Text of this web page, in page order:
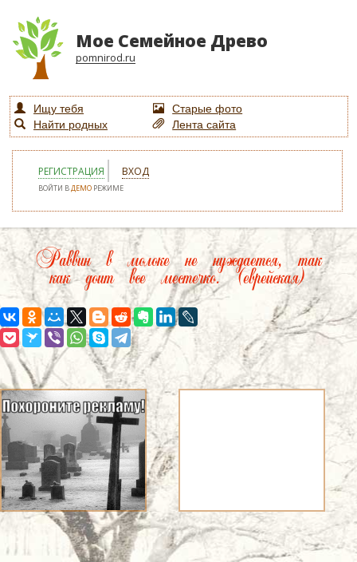
Мое Семейное Древо
pomnirod.ru
Ищу тебя
Старые фото
Найти родных
Лента сайта
РЕГИСТРАЦИЯ ВХОД
ВОЙТИ ВДЕМО РЕЖИМЕ
Раввин в молоке не нуждается, так
как доит все местечко. (еврейская)